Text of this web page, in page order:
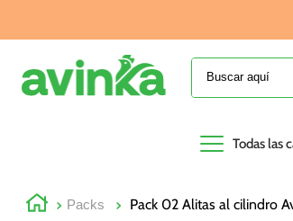
Buscar aquí
Todas las
Packs Pack 02 Alitas al cilindro